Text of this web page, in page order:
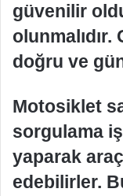
güvenilir
doğru ve
Motosiklet
sorgulama
yaparak
edebilirler.